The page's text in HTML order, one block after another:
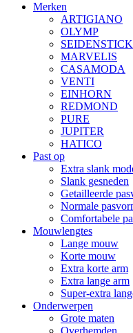
Merken
ARTIGIANO
OLYMP
MARVELIS
CASAMODA
VENTI
EINHORN
REDMOND
PURE
JUPITER
HATICO
Past op
Extra slank
Slank gesneden
Getailleerde
Normale
Comfortabele
Mouwlengtes
Lange mouw
Korte mouw
Extra korte arm
Extra lange arm
Super-extra
Onderwerpen
Grote maten
Overhemden